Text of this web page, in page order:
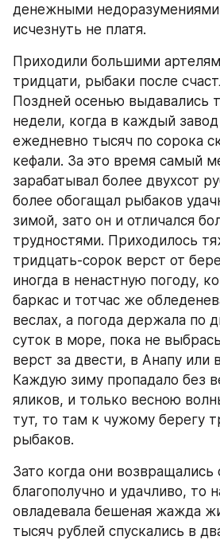
денежными
исчезнуть не платя.
Приходили большими
тридцати, рыбаки после
Поздней осенью выдавались
недели, когда в каждый
ежедневно тысяч по сорока
кефали. За это время самый
зарабатывал более двухсот
более обогащал рыбаков
зимой, зато он и отличался
трудностями. Приходилось
тридцать-сорок верст от
иногда в ненастную погоду,
баркас и тотчас же
веслах, а погода держала по
суток в море, пока не
верст за двести, в Анапу или
Каждую зиму пропадало без
яликов, и только весною
тут, то там к чужому берегу
рыбаков.
Зато когда они возвращались
благополучно и удачливо, то
овладевала бешеная жажда
тысяч рублей спускались в